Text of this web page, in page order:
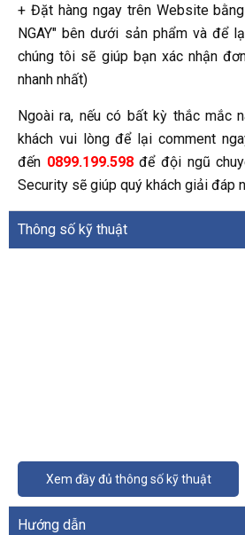
+ Đặt hàng ngay trên Website
NGAY" bên dưới sản phẩm và để
chúng tôi sẽ giúp bạn xác nhận
nhanh nhất)
Ngoài ra, nếu có bất kỳ thắc mắc
khách vui lòng để lại comment
đến 0899.199.598 để đội ngũ
Security sẽ giúp quý khách giải đáp
Thông số kỹ thuật
Xem đầy đủ thông số kỹ thuật
Hướng dẫn